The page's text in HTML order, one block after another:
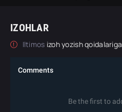
IZOHLAR
Iltimos izoh yozish qoidalariga